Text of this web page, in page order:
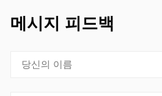
메시지 피드백